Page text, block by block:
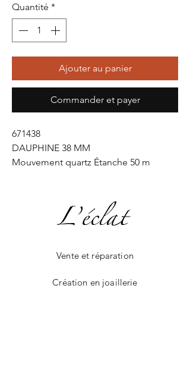
Quantité *
Ajouter au panier
Commander et payer
671438
DAUPHINE 38 MM
Mouvement quartz Étanche 50 m
Vente et réparation
Création en joaillerie